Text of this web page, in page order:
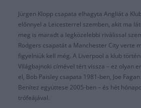
Jürgen Klopp csapata elhagyta Angliát a
előnnyel a Leicesterrel szemben, akit ma
meg is maradt a legközelebbi riválissal
Rodgers csapatát a Manchester City verte
figyelniük kell még. A Liverpool a klub
Világbajnoki címével tért vissza – ez olyan
el, Bob Paisley csapata 1981-ben, Joe
Benítez együttese 2005-ben – és hét
trófeájával.